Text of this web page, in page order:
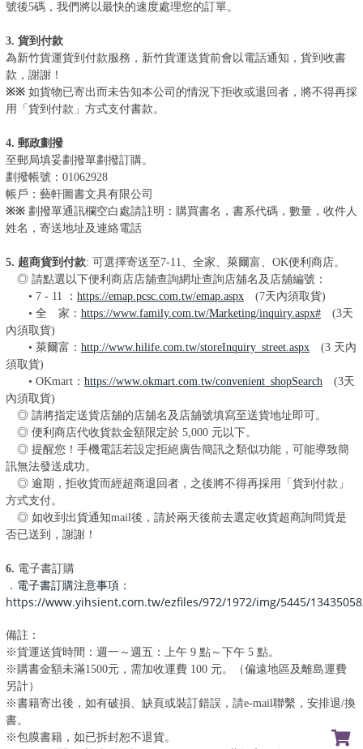
號後5碼，我們將以最快的速度處理您的訂單。
3. 貨到付款
為新竹貨運貨到付款服務，新竹貨運送貨前會以電話通知，貨到收書
款，謝謝！
※※ 如貨物已寄出而未告知本公司的情況下拒收或退回者，將不得再採
用「貨到付款」方式支付書款。
4. 郵政劃撥
至郵局填妥劃撥單劃撥訂購。
劃撥帳號：01062928
帳戶：藝軒圖書文具有限公司
※※ 劃撥單通訊欄空白處請註明：購買書名，書系代碼，數量，收件人
姓名，寄送地址及連絡電話
5. 超商貨到付款: 可選擇寄送至7-11、全家、萊爾富、OK便利商店。
◎ 請點選以下便利商店店舖查詢網址查詢店舖名及店舖編號：
• 7 - 11 ： https://emap.pcsc.com.tw/emap.aspx (7天內須取貨)
• 全 家： https://www.family.com.tw/Marketing/inquiry.aspx# (3天
內須取貨)
• 萊爾富： http://www.hilife.com.tw/storeInquiry_street.aspx (3 天內
須取貨)
• OKmart： https://www.okmart.com.tw/convenient_shopSearch (3天
內須取貨)
◎ 請將指定送貨店舖的店舖名及店舖號填寫至送貨地址即可。
◎ 便利商店代收貨款金額限定於 5,000 元以下。
◎ 提醒您！手機電話若設定拒絕廣告簡訊之類似功能，可能導致簡
訊無法發送成功。
◎ 逾期，拒收貨而經超商退回者，之後將不得再採用「貨到付款」
方式支付。
◎ 如收到出貨通知mail後，請於兩天後前去選定收貨超商詢問貨是
否已送到 ，謝謝！
6. 電子書訂購
． 電子書訂購注意事項：
https://www.yihsient.com.tw/ezfiles/972/1972/img/5445/
備註：
※貨運送貨時間：週一～週五：上午 9 點～下午 5 點。
※購書金額未滿1500元，需加收運費 100 元。（偏遠地區及離島運費
另計）
※書籍寄出後，如有破損、缺頁或裝訂錯誤，請e-mail聯繫，安排退/換
書。
※包膜書籍，如已拆封恕不退貨。